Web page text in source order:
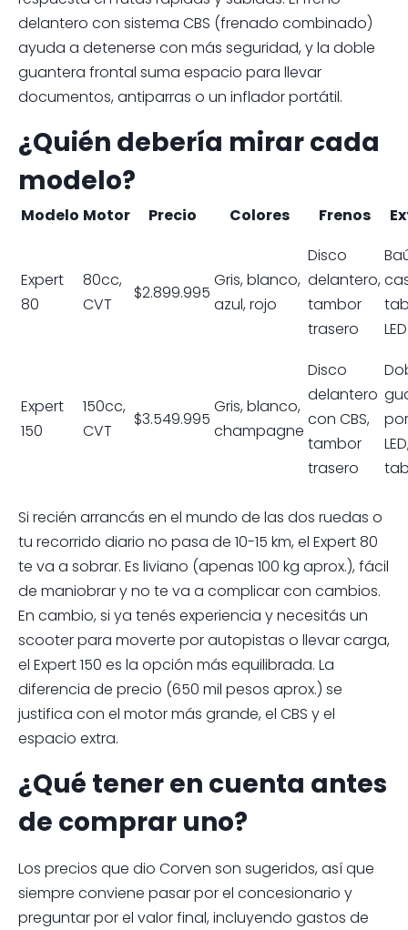
delantero con sistema CBS (frenado combinado)
ayuda a detenerse con más seguridad, y la doble
guantera frontal suma espacio para llevar
documentos, antiparras o un inflador portátil.
¿Quién debería mirar cada
modelo?
Modelo Motor Precio Colores Frenos
Expert
80
80cc,
CVT
$2.899.995
Gris, blanco,
azul, rojo
Disco
delantero,
tambor
trasero
LED
Expert
150
150cc,
CVT
$3.549.995
Gris, blanco,
champagne
Disco
delantero
con CBS,
tambor
trasero
Si recién arrancás en el mundo de las dos ruedas o
tu recorrido diario no pasa de 10-15 km, el Expert 80
te va a sobrar. Es liviano (apenas 100 kg aprox.), fácil
de maniobrar y no te va a complicar con cambios.
En cambio, si ya tenés experiencia y necesitás un
scooter para moverte por autopistas o llevar carga,
el Expert 150 es la opción más equilibrada. La
diferencia de precio (650 mil pesos aprox.) se
justifica con el motor más grande, el CBS y el
espacio extra.
¿Qué tener en cuenta antes
de comprar uno?
Los precios que dio Corven son sugeridos, así que
siempre conviene pasar por el concesionario y
preguntar por el valor final, incluyendo gastos de